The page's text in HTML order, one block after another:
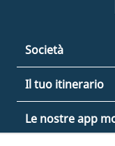
Società
Il tuo itinerario
Le nostre app